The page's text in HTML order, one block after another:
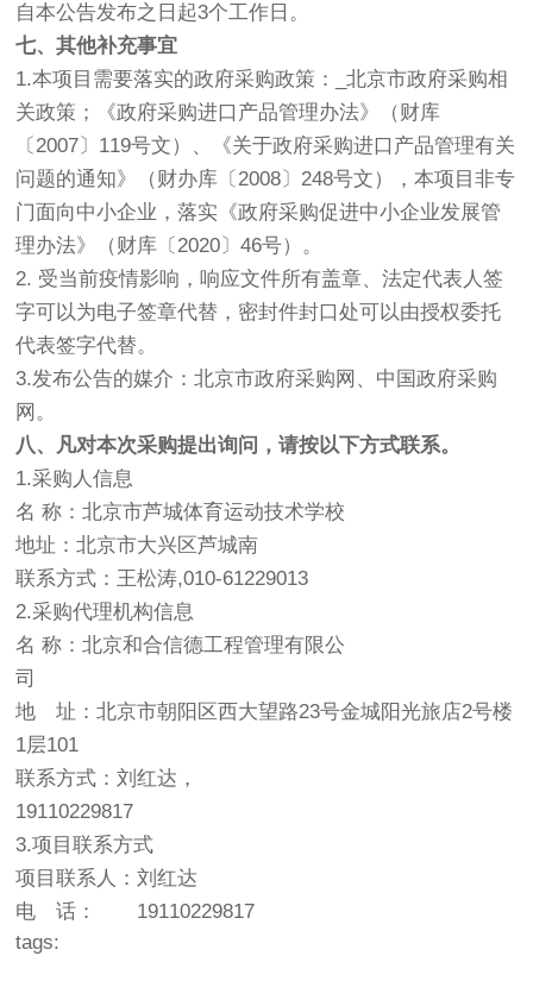
自本公告发布之日起3个工作日。
七、其他补充事宜
1.本项目需要落实的政府采购政策：_北京市政府采购相
关政策；《政府采购进口产品管理办法》（财库
〔2007〕119号文）、《关于政府采购进口产品管理有关
问题的通知》（财办库〔2008〕248号文），本项目非专
门面向中小企业，落实《政府采购促进中小企业发展管
理办法》（财库〔2020〕46号）。
2. 受当前疫情影响，响应文件所有盖章、法定代表人签
字可以为电子签章代替，密封件封口处可以由授权委托
代表签字代替。
3.发布公告的媒介：北京市政府采购网、中国政府采购
网。
八、凡对本次采购提出询问，请按以下方式联系。
1.采购人信息
名 称：北京市芦城体育运动技术学校
地址：北京市大兴区芦城南
联系方式：王松涛,010-61229013
2.采购代理机构信息
名 称：北京和合信德工程管理有限公
司
地 址：北京市朝阳区西大望路23号金城阳光旅店2号楼
1层101
联系方式：刘红达，
19110229817
3.项目联系方式
项目联系人：刘红达
电 话： 19110229817
tags: